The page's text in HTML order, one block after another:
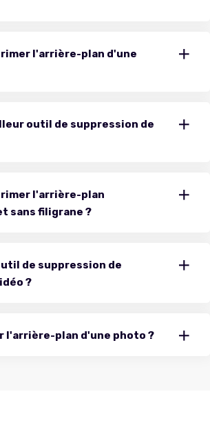
l'arrière-plan d'une
outil de suppression de
l'arrière-plan
sans filigrane ?
de suppression de
?
l'arrière-plan d'une photo ?